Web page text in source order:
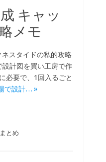
キャッ
メモ
ネスタイドの私的攻略
設計図を買い工房で作
必要で、1回入るごと
で設計… »
とめ